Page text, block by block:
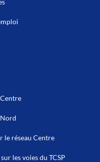
le réseau Centre
les voies du TCSP